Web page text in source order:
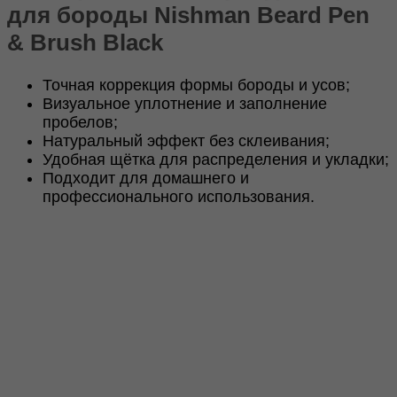
Beard
&
Black
для бороды Nishman Beard Pen
& Brush Black
Точная коррекция формы бороды и усов;
Визуальное уплотнение и заполнение
пробелов;
Натуральный эффект без склеивания;
Удобная щётка для распределения и укладки;
Подходит для домашнего и
профессионального использования.